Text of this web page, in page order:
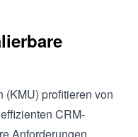
(KMU) profitieren von
CRM-
Anforderungen